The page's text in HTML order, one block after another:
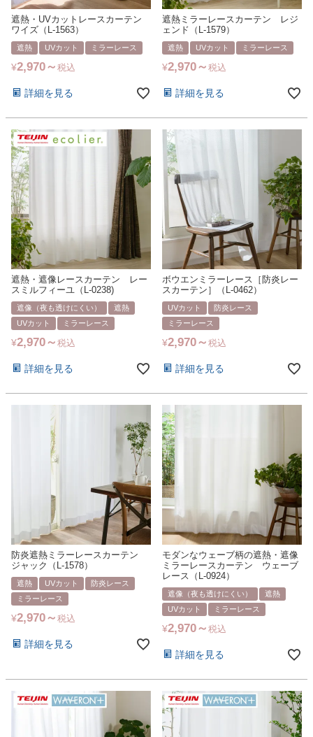
遮熱・UVカットレースカーテン
ワイズ（L-1563）
遮熱 UVカット ミラーレース
¥2,970 税込
詳細を見る
遮熱ミラーレースカーテン レジ
ェンド（L-1579）
遮熱 UVカット ミラーレース
¥2,970 税込
詳細を見る
遮熱・遮像レースカーテン レー
スミルフィーユ（L-0238)
遮像（夜も透けにくい）
遮熱
UVカット
ミラーレース
¥2,970 税込
詳細を見る
ボウエンミラーレース［防炎レー
スカーテン］（L-0462）
UVカット
防炎レース
ミラーレース
¥2,970 税込
詳細を見る
防炎遮熱ミラーレースカーテン
ジャック（L-1578）
遮熱 UVカット
防炎レース
ミラーレース
¥2,970 税込
詳細を見る
モダンなウェーブ柄の遮熱・遮像
ミラーレースカーテン ウェーブ
レース（L-0924）
遮像（夜も透けにくい）
遮熱
UVカット
ミラーレース
¥2,970 税込
詳細を見る